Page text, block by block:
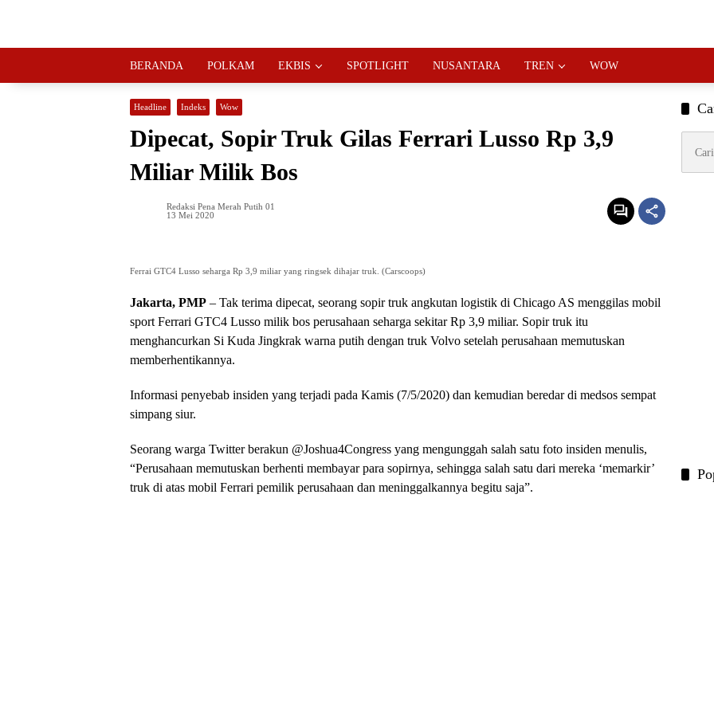
BERANDA POLKAM EKBIS SPOTLIGHT NUSANTARA TREN WOW
Headline Indeks Wow
Dipecat, Sopir Truk Gilas Ferrari Lusso Rp 3,9
Miliar Milik Bos
Redaksi Pena Merah Putih 01
13 Mei 2020
Ferrai GTC4 Lusso seharga Rp 3,9 miliar yang ringsek dihajar truk. (Carscoops)
Jakarta, PMP – Tak terima dipecat, seorang sopir truk angkutan logistik di Chicago AS menggilas mobil
sport Ferrari GTC4 Lusso milik bos perusahaan seharga sekitar Rp 3,9 miliar. Sopir truk itu
menghancurkan Si Kuda Jingkrak warna putih dengan truk Volvo setelah perusahaan memutuskan
memberhentikannya.
Informasi penyebab insiden yang terjadi pada Kamis (7/5/2020) dan kemudian beredar di medsos sempat
simpang siur.
Seorang warga Twitter berakun @Joshua4Congress yang mengunggah salah satu foto insiden menulis,
“Perusahaan memutuskan berhenti membayar para sopirnya, sehingga salah satu dari mereka ‘memarkir’
truk di atas mobil Ferrari pemilik perusahaan dan meninggalkannya begitu saja”.
untuk: